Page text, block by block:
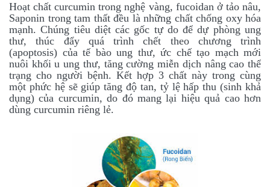
Hoạt chất curcumin trong nghệ vàng, fucoidan ở tảo nâu,
Saponin trong tam thất đều là những chất chống oxy hóa
mạnh. Chúng tiêu diệt các gốc tự do để dự phòng ung
thư, thúc đẩy quá trình chết theo chương trình
(apoptosis) của tế bào ung thư, ức chế tạo mạch mới
nuôi khối u ung thư, tăng cường miễn dịch nâng cao thể
trạng cho người bệnh. Kết hợp 3 chất này trong cùng
một phức hệ sẽ giúp tăng độ tan, tỷ lệ hấp thu (sinh khả
dụng) của curcumin, do đó mang lại hiệu quả cao hơn
dùng curcumin riêng lẻ.